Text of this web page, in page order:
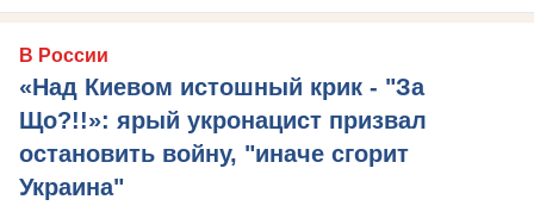
В России
«Над Киевом истошный крик - "За
Що?!!»: ярый укронацист призвал
остановить войну, "иначе сгорит
Украина"